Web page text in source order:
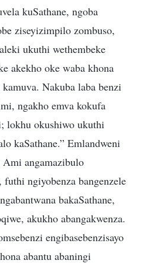
kuSathane, ngoba
ziseyizimpilo zombuso,
ukuthi wethembeke
akekho oke waba khona
Nakuba laba benzi
ngakho emva kokufa
lokhu okushiwo ukuthi
kaSathane.” Emlandweni
Ami angamazibulo
ngiyobenza bangenzele
bakaSathane,
akukho abangakwenza.
engibasebenzisayo
abantu abaningi